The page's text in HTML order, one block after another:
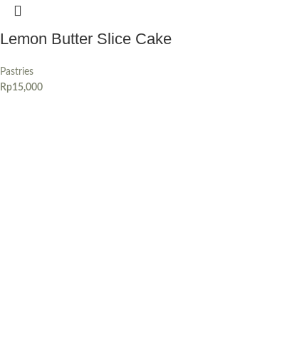
Lemon Butter Slice Cake
Pastries
Rp15,000